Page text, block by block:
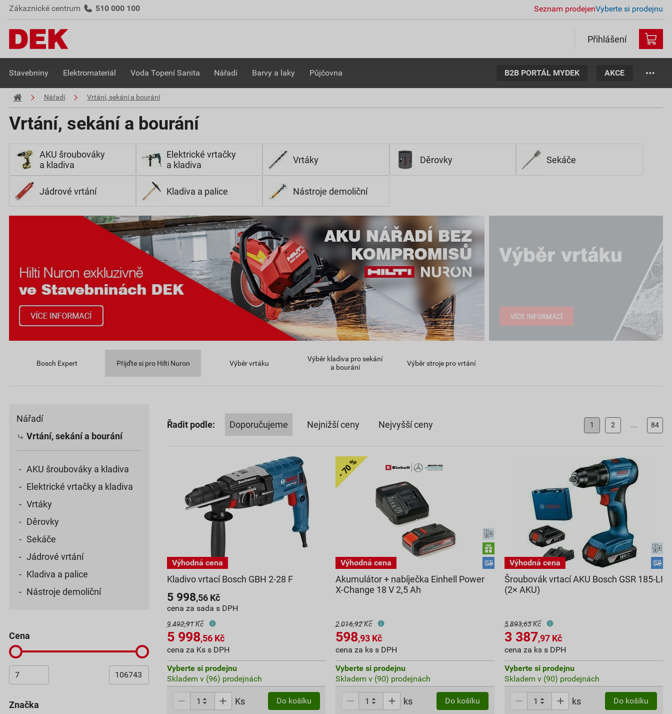
Zákaznické centrum 510 000 100 Seznam prodejenVyberte si prodejnu
Přihlášení
Stavebniny Elektromateriál Voda Topení Sanita Nářadí Barvy a laky Půjčovna B2B PORTÁL MYDEK AKCE
Nářadí Vrtání, sekání a bourání
Vrtání, sekání a bourání
AKU šroubováky
a kladiva
Elektrické vrtačky
a kladiva
Vrtáky Děrovky Sekáče
Jádrové vrtání Kladiva a palice Nástroje demoliční
Bosch Expert Přijďte si pro Hilti Nuron Výběr vrtáku
Výběr kladiva pro sekání
a bourání
Výběr stroje pro vrtání
Nářadí
Vrtání, sekání a bourání
AKU šroubováky a kladiva
Elektrické vrtačky a kladiva
Vrtáky
Děrovky
Sekáče
Jádrové vrtání
Kladiva a palice
Nástroje demoliční
značka
cena
Řadit podle: Doporučujeme Nejnižší ceny Nejvyšší ceny 1 2 ... 84
Kladivo vrtací Bosch GBH 2-28 F
5 998,56 Kč
cena za sada s DPH
9 492,91 Kč
5 998,56 Kč
cena za Ks s DPH
Vyberte si prodejnu
Skladem v (96) prodejnách
Ks Do košíku
Akumulátor + nabíječka Einhell Power
X-Change 18 V 2,5 Ah
2 016,92 Kč
598,93 Kč
cena za ks s DPH
Vyberte si prodejnu
Skladem v (90) prodejnách
ks Do košíku
Šroubovák vrtací AKU Bosch GSR 185-LI
(2× AKU)
5 893,63 Kč
3 387,97Kč
cena za ks s DPH
Vyberte si prodejnu
Skladem v (90) prodejnách
ks Do košíku